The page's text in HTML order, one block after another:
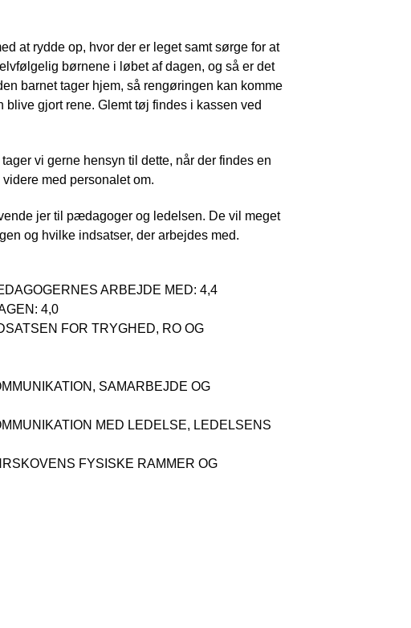
at rydde op, hvor der er leget samt sørge for at
børnene i løbet af dagen, og så er det
barnet tager hjem, så rengøringen kan komme
gjort rene. Glemt tøj findes i kassen ved
vi gerne hensyn til dette, når der findes en
med personalet om.
jer til pædagoger og ledelsen. De vil meget
og hvilke indsatser, der arbejdes med.
ARBEJDE MED: 4,4
4,0
FOR TRYGHED, RO OG
SAMARBEJDE OG
MED LEDELSE, LEDELSENS
FYSISKE RAMMER OG